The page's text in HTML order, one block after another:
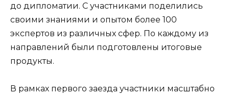
до дипломатии. С участниками поделились
своими знаниями и опытом более 100
экспертов из различных сфер. По каждому из
направлений были подготовлены итоговые
продукты.
В рамках первого заезда участники масштабно